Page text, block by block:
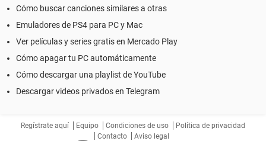
Cómo buscar canciones similares a otras
Emuladores de PS4 para PC y Mac
Ver películas y series gratis en Mercado Play
Cómo apagar tu PC automáticamente
Cómo descargar una playlist de YouTube
Descargar videos privados en Telegram
Regístrate aquí Equipo Condiciones de uso
Política de privacidad
Contacto
Aviso legal